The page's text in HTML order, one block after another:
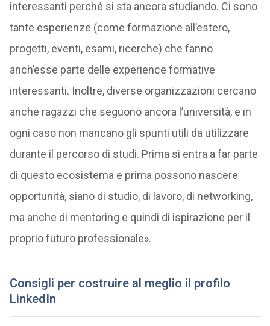
interessanti perché si sta ancora studiando. Ci sono
tante esperienze (come formazione all’estero,
progetti, eventi, esami, ricerche) che fanno
anch’esse parte delle experience formative
interessanti. Inoltre, diverse organizzazioni cercano
anche ragazzi che seguono ancora l’università, e in
ogni caso non mancano gli spunti utili da utilizzare
durante il percorso di studi. Prima si entra a far parte
di questo ecosistema e prima possono nascere
opportunità, siano di studio, di lavoro, di networking,
ma anche di mentoring e quindi di ispirazione per il
proprio futuro professionale».
Consigli per costruire al meglio il profilo
LinkedIn